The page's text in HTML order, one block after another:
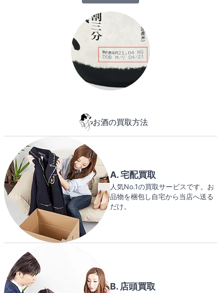
お酒の買取方法
A. 宅配買取
人気No.1の買取サービスです。お
品物を梱包し自宅から当店へ送る
だけ。
B. 店頭買取